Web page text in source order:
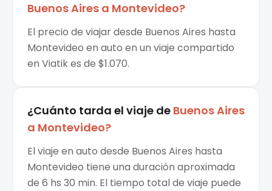
Buenos Aires a Montevideo?
El precio de viajar desde Buenos Aires hasta
Montevideo en auto en un viaje compartido
en Viatik es de $1.070.
¿Cuánto tarda el viaje de Buenos Aires
a Montevideo?
El viaje en auto desde Buenos Aires hasta
Montevideo tiene una duración aproximada
de 6 hs 30 min. El tiempo total de viaje puede